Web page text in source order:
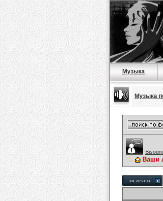
Музыка
Музыка
Ваши